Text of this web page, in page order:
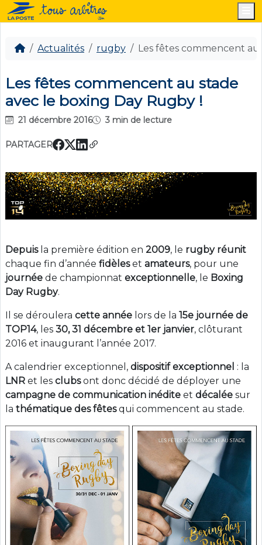
Actualités rugby Les fêtes commencent
Les fêtes commencent au stade
avec le boxing Day Rugby !
21 décembre 2016 3 min de lecture
PARTAGER
Depuisla première édition en 2009, le rugby réunit
chaque fin d’année fidèleset amateurs, pour une
journée de championnat exceptionnelle, le Boxing
Day Rugby.
Il se déroulera cette année lors de la 15e journée de
TOP14, les 30, 31 décembre et 1er janvier, clôturant
2016 et inaugurant l’année 2017.
A calendrier exceptionnel, dispositif exceptionnel : la
LNR et les clubsont donc décidé de déployer une
campagne de communication inédite et décalée sur
la thématique des fêtesqui commencent au stade.